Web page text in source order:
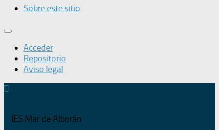
Sobre este sitio
Acceder
Repositorio
Aviso legal
IES Mar de Alborán